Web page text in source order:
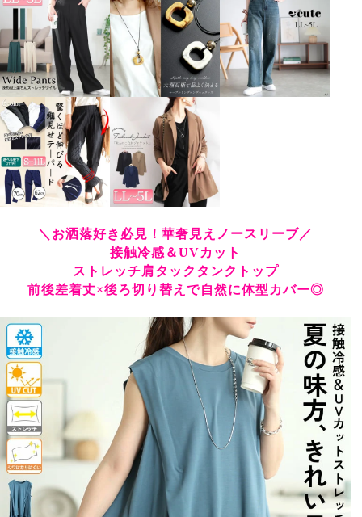
＼お洒落好き必見！華奢見えノースリーブ／
接触冷感＆UVカット
ストレッチ肩タックタンクトップ
前後差着丈×後ろ切り替えで自然に体型カバー◎